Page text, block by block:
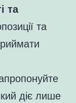
та
та
діє лише